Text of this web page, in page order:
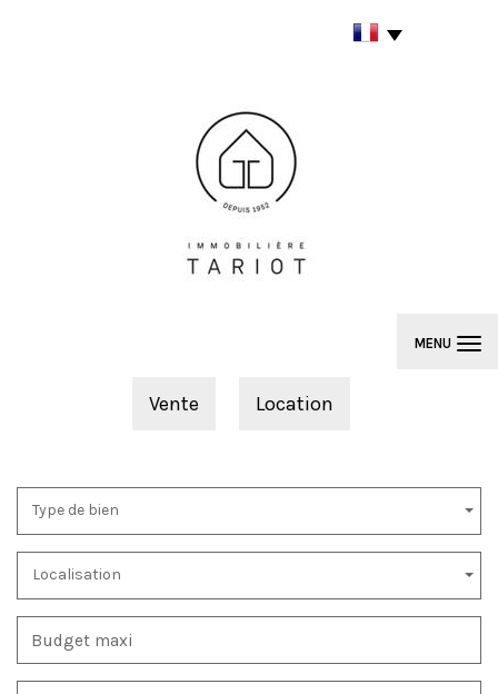
MENU
Vente Location
Type de bien
Localisation